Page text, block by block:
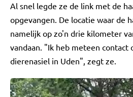
Al snel legde ze de link met de
opgevangen. De locatie waar de
namelijk op zo'n drie kilometer
vandaan. "Ik heb meteen
dierenasiel in Uden", zegt ze.